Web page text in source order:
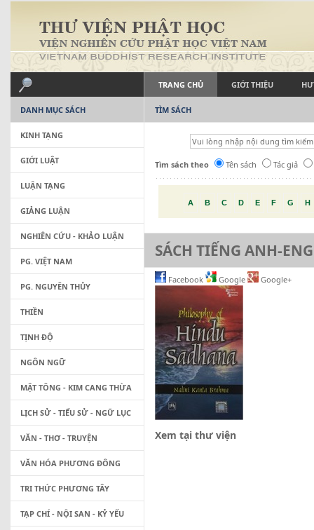
TRANG CHỦ GIỚI THIỆU
TÌM SÁCH
Tìm sách theo Tên sách Tác giả
A B C D E F G H
SÁCH TIẾNG ANH-
Facebook Google Google+
Xem tại thư viện
DANH MỤC SÁCH
KINH TẠNG
GIỚI LUẬT
LUẬN TẠNG
GIẢNG LUẬN
NGHIÊN CỨU - KHẢO LUẬN
PG. VIỆT NAM
PG. NGUYÊN THỦY
THIỀN
TỊNH ĐỘ
NGÔN NGỮ
MẬT TÔNG - KIM CANG THỪA
LỊCH SỬ - TIỂU SỬ - NGỮ LỤC
VĂN - THƠ - TRUYỆN
VĂN HÓA PHƯƠNG ĐÔNG
TRI THỨC PHƯƠNG TÂY
TẠP CHÍ - NỘI SAN - KỶ YẾU